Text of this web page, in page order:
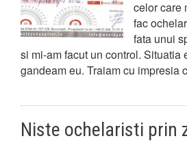
celor care
fac
fata unui
si mi-am facut un control. Situatia
gandeam eu. Traiam cu impresia
Niste ochelaristi prin